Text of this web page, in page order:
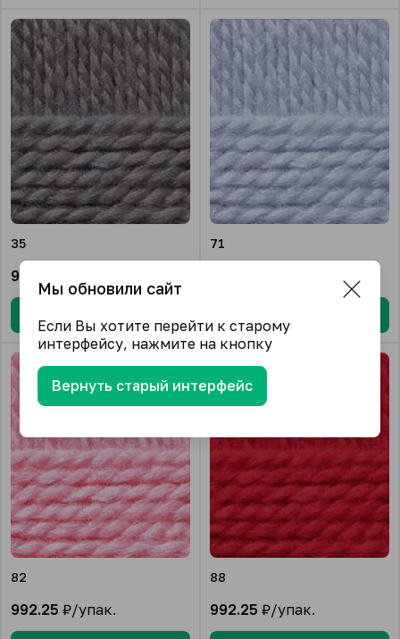
35
992.25
71
82
992.25 ₽/упак.
88
992.25 ₽/упак.
Мы обновили сайт
Если Вы хотите перейти к старому
интерфейсу, нажмите на кнопку
Вернуть старый интерфейс